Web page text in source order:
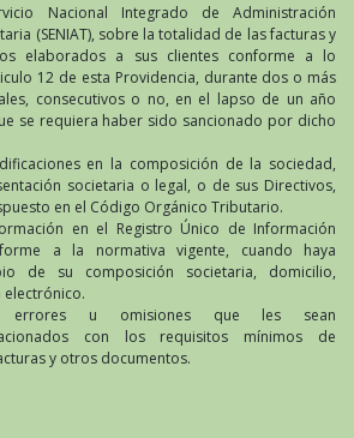
Nacional Integrado de Administración
(SENIAT), sobre la totalidad de las facturas y
elaborados a sus clientes conforme a lo
12 de esta Providencia, durante dos o más
consecutivos o no, en el lapso de un año
se requiera haber sido sancionado por dicho
en la composición de la sociedad,
societaria o legal, o de sus Directivos,
en el Código Orgánico Tributario.
en el Registro Único de Información
a la normativa vigente, cuando haya
de su composición societaria, domicilio,
errores u omisiones que les sean
con los requisitos mínimos de
y otros documentos.